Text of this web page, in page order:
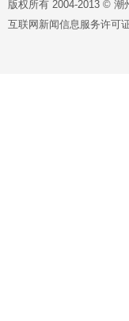
版权所有 2004-2013 © 潮
互联网新闻信息服务许可